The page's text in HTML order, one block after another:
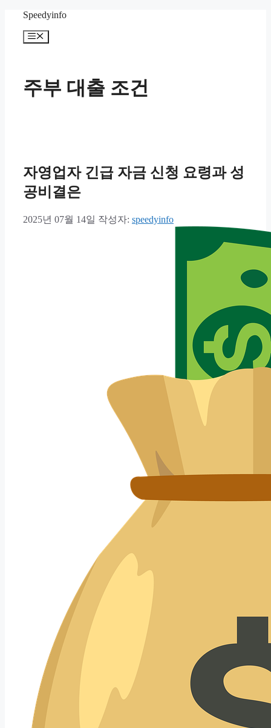
Speedyinfo
메
주부 대출 조건
자영업자 긴급 자금 신청 요령과 성
공비결은
2025년 07월 14일 작성자: speedyinfo